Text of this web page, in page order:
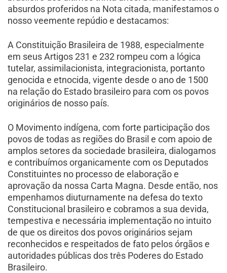
absurdos proferidos na Nota citada, manifestamos o
nosso veemente repúdio e destacamos:
A Constituição Brasileira de 1988, especialmente
em seus Artigos 231 e 232 rompeu com a lógica
tutelar, assimilacionista, integracionista, portanto
genocida e etnocida, vigente desde o ano de 1500
na relação do Estado brasileiro para com os povos
originários de nosso país.
O Movimento indígena, com forte participação dos
povos de todas as regiões do Brasil e com apoio de
amplos setores da sociedade brasileira, dialogamos
e contribuímos organicamente com os Deputados
Constituintes no processo de elaboração e
aprovação da nossa Carta Magna. Desde então, nos
empenhamos diuturnamente na defesa do texto
Constitucional brasileiro e cobramos a sua devida,
tempestiva e necessária implementação no intuito
de que os direitos dos povos originários sejam
reconhecidos e respeitados de fato pelos órgãos e
autoridades públicas dos três Poderes do Estado
Brasileiro.